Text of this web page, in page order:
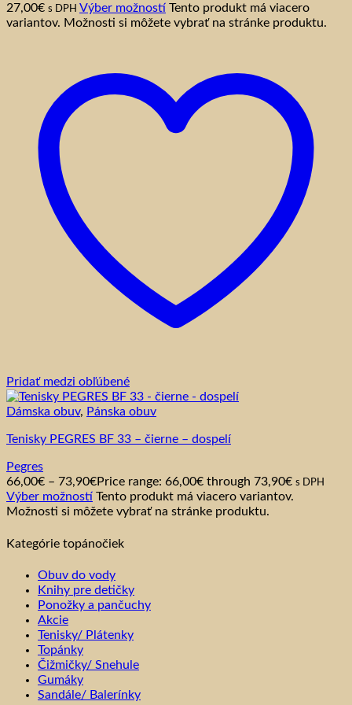
27,00€ s DPH Výber možností Tento produkt má viacero
variantov. Možnosti si môžete vybrať na stránke produktu.
Pridať medzi obľúbené
Dámska obuv, Pánska obuv
Tenisky PEGRES BF 33 – čierne – dospelí
Pegres
66,00€ – 73,90€Price range: 66,00€ through 73,90€ s DPH
Výber možností Tento produkt má viacero variantov.
Možnosti si môžete vybrať na stránke produktu.
Kategórie topánočiek
Obuv do vody
Knihy pre detičky
Ponožky a pančuchy
Akcie
Tenisky/ Plátenky
Topánky
Čižmičky/ Snehule
Gumáky
Sandále/ Balerínky